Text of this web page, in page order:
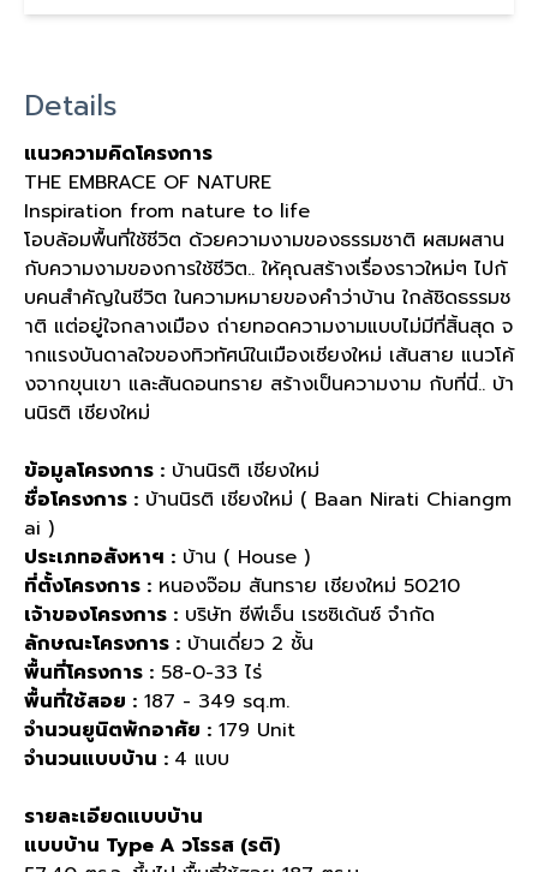
Details
แนวความคิดโครงการ
THE EMBRACE OF NATURE
Inspiration from nature to life
โอบล้อมพื้นที่ใช้ชีวิต ด้วยความงามของธรรมชาติ ผสมผสาน
กับความงามของการใช้ชีวิต.. ให้คุณสร้างเรื่องราวใหม่ๆ ไปกั
บคนสำคัญในชีวิต ในความหมายของคำว่าบ้าน ใกล้ชิดธรรมช
าติ แต่อยู่ใจกลางเมือง ถ่ายทอดความงามแบบไม่มีที่สิ้นสุด จ
ากแรงบันดาลใจของทิวทัศน์ในเมืองเชียงใหม่ เส้นสาย แนวโค้
งจากขุนเขา และสันดอนทราย สร้างเป็นความงาม กับที่นี่.. บ้า
นนิรติ เชียงใหม่
ข้อมูลโครงการ : บ้านนิรติ เชียงใหม่
ชื่อโครงการ : บ้านนิรติ เชียงใหม่ ( Baan Nirati Chiangm
ai )
ประเภทอสังหาฯ : บ้าน ( House )
ที่ตั้งโครงการ : หนองจ๊อม สันทราย เชียงใหม่ 50210
เจ้าของโครงการ : บริษัท ซีพีเอ็น เรซซิเด้นซ์ จำกัด
ลักษณะโครงการ : บ้านเดี่ยว 2 ชั้น
พื้นที่โครงการ : 58-0-33 ไร่
พื้นที่ใช้สอย : 187 - 349 sq.m.
จำนวนยูนิตพักอาศัย : 179 Unit
จำนวนแบบบ้าน : 4 แบบ
รายละเอียดแบบบ้าน
แบบบ้าน Type A วโรรส (รติ)